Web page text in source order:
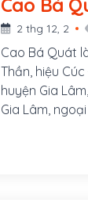
2 thg 12, 2
Cao Bá Quát
Thần, hiệu
huyện Gia
Gia Lâm,